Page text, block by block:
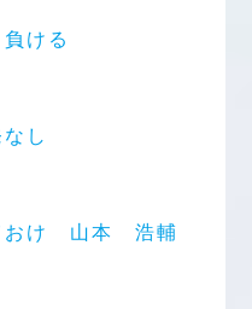
ける
し
おけ 山本 浩輔